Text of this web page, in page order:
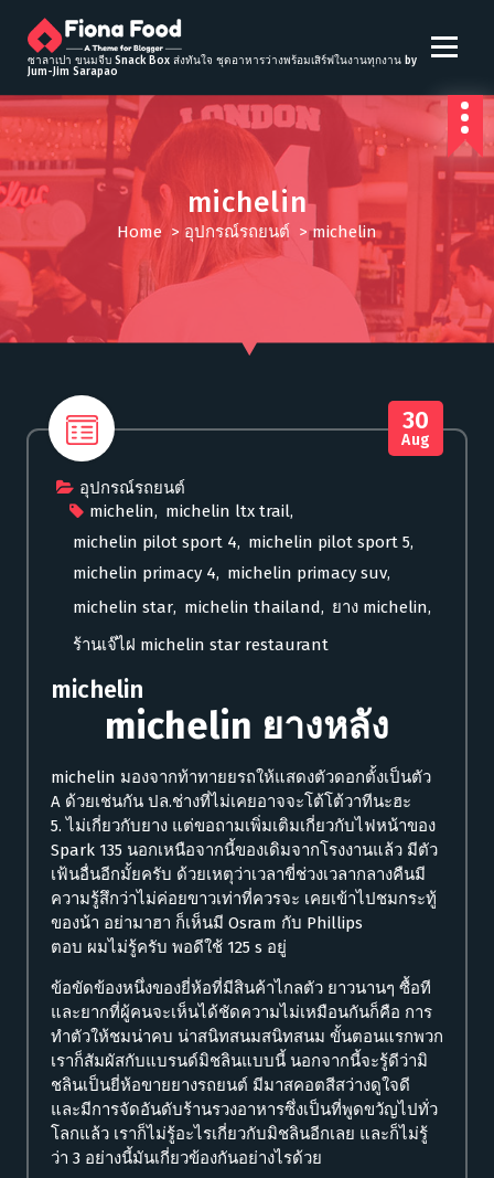
t
o
c
o
n
e
t
ซาลาเปา ขนมจีบ Snack Box ส่งทันใจ ชุดอาหารว่างพร้อมเสิร์ฟในงานทุกงาน by
Jum-Jim Sarapao
michelin
Home> อุปกรณ์รถยนต์ >michelin
อุปกรณ์รถยนต์
michelin, michelin ltx trail,
michelin pilot sport 4, michelin pilot sport 5,
michelin primacy 4, michelin primacy suv,
michelin star, michelin thailand, ยาง michelin,
ร้านเจ๊ไฝ michelin star restaurant
30
Aug
michelin
michelin ยางหลัง
michelin มองจากท้าทายยรถให้แสดงตัวดอกตั้งเป็นตัว
A ด้วยเช่นกัน ปล.ช่างที่ไม่เคยอาจจะโต้โต้วาทีนะฮะ
5. ไม่เกี่ยวกับยาง แต่ขอถามเพิ่มเติมเกี่ยวกับไฟหน้าของ
Spark 135 นอกเหนือจากนี้ของเดิมจากโรงงานแล้ว มีตัว
เฟ้นอื่นอีกมั้ยครับ ด้วยเหตุว่าเวลาขี่ช่วงเวลากลางคืนมี
ความรู้สึกว่าไม่ค่อยขาวเท่าที่ควรจะ เคยเข้าไปชมกระทู้
ของน้า อย่ามาฮา ก็เห็นมี Osram กับ Phillips
ตอบ ผมไม่รู้ครับ พอดีใช้ 125 s อยู่
ข้อขัดข้องหนึ่งของยี่ห้อที่มีสินค้าไกลตัว ยาวนานๆ ซื้อที
และยากที่ผู้คนจะเห็นได้ชัดความไม่เหมือนกันก็คือ การ
ทำตัวให้ชมน่าคบ น่าสนิทสนมสนิทสนม ขั้นตอนแรกพวก
เราก็สัมผัสกับแบรนด์มิชลินแบบนี้ นอกจากนี้จะรู้ดีว่ามิ
ชลินเป็นยี่ห้อขายยางรถยนต์ มีมาสคอตสีสว่างดูใจดี
และมีการจัดอันดับร้านรวงอาหารซึ่งเป็นที่พูดขวัญไปทั่ว
โลกแล้ว เราก็ไม่รู้อะไรเกี่ยวกับมิชลินอีกเลย และก็ไม่รู้
ว่า 3 อย่างนี้มันเกี่ยวข้องกันอย่างไรด้วย